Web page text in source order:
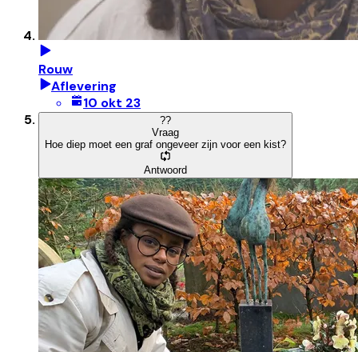
Rouw
Aflevering
10 okt 23
??
Vraag
Hoe diep moet een graf ongeveer zijn voor een kist?
Antwoord